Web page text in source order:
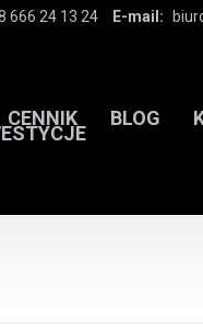
666 24 13 24 E-mail:
CENNIK BLOG